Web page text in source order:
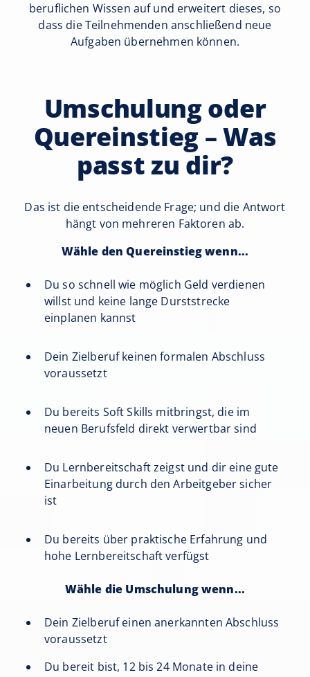
beruflichen Wissen auf und erweitert dieses, so
dass die Teilnehmenden anschließend neue
Aufgaben übernehmen können.
Umschulung oder
Quereinstieg – Was
passt zu dir?
Das ist die entscheidende Frage; und die Antwort
hängt von mehreren Faktoren ab.
Wähle den Quereinstieg wenn...
Du so schnell wie möglich Geld verdienen
willst und keine lange Durststrecke
einplanen kannst
Dein Zielberuf keinen formalen Abschluss
voraussetzt
Du bereits Soft Skills mitbringst, die im
neuen Berufsfeld direkt verwertbar sind
Du Lernbereitschaft zeigst und dir eine gute
Einarbeitung durch den Arbeitgeber sicher
ist
Du bereits über praktische Erfahrung und
hohe Lernbereitschaft verfügst
Wähle die Umschulung wenn...
Dein Zielberuf einen anerkannten Abschluss
voraussetzt
Du bereit bist, 12 bis 24 Monate in deine